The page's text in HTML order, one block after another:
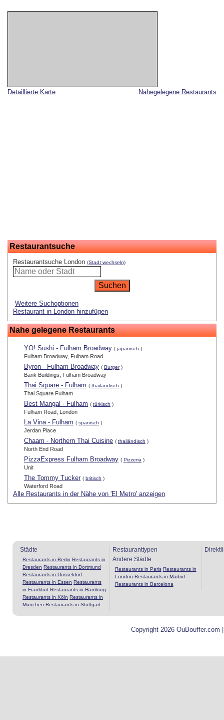
Nahegelegene Restaurants
Detaillierte Karte
Restaurantsuche
Restaurantsuche London (Stadt wechseln)
Weitere Suchoptionen
Restaurant in London hinzufügen
Nahe gelegene Restaurants
YO! Sushi - Fulham Broadway ( japanisch )
Fulham Broadway, Fulham Road
Byron - Fulham Broadway ( Burger)
Bank Buildings, Fulham Broadway
Thai Square - Fulham ( thailändisch )
Thai Square Fulham
Best Mangal - Fulham ( türkisch )
Fulham Road, London
La Vina - Fulham ( spanisch )
Jerdan Place
Chaam - Northern Thai Cuisine ( thailändisch )
North End Road
PizzaExpress Fulham Broadway ( Pizzeria )
Unit
The Tommy Tucker ( britisch )
Waterford Road
Alle Restaurants in der Nähe von 'El Metro' anzeigen
Städte
Restaurants in Berlin Restaurants in
Dresden Restaurants in Dortmund
Restaurants in Düsseldorf
Restaurants in Essen Restaurants
in Frankfurt Restaurants in Hamburg
Restaurants in Köln Restaurants in
München Restaurants in Stuttgart
Restauranttypen
Andere Städte
Restaurants in Paris Restaurants in
London Restaurants in Madrid
Restaurants in Barcelona
Copyright 2026 OuBouffer.com